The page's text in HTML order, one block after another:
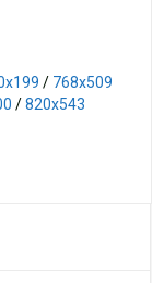
/ 768x509
/820x543